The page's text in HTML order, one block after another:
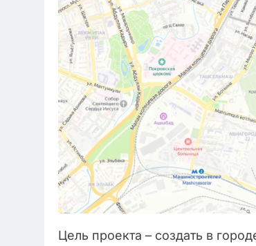
Цель проекта – создать в